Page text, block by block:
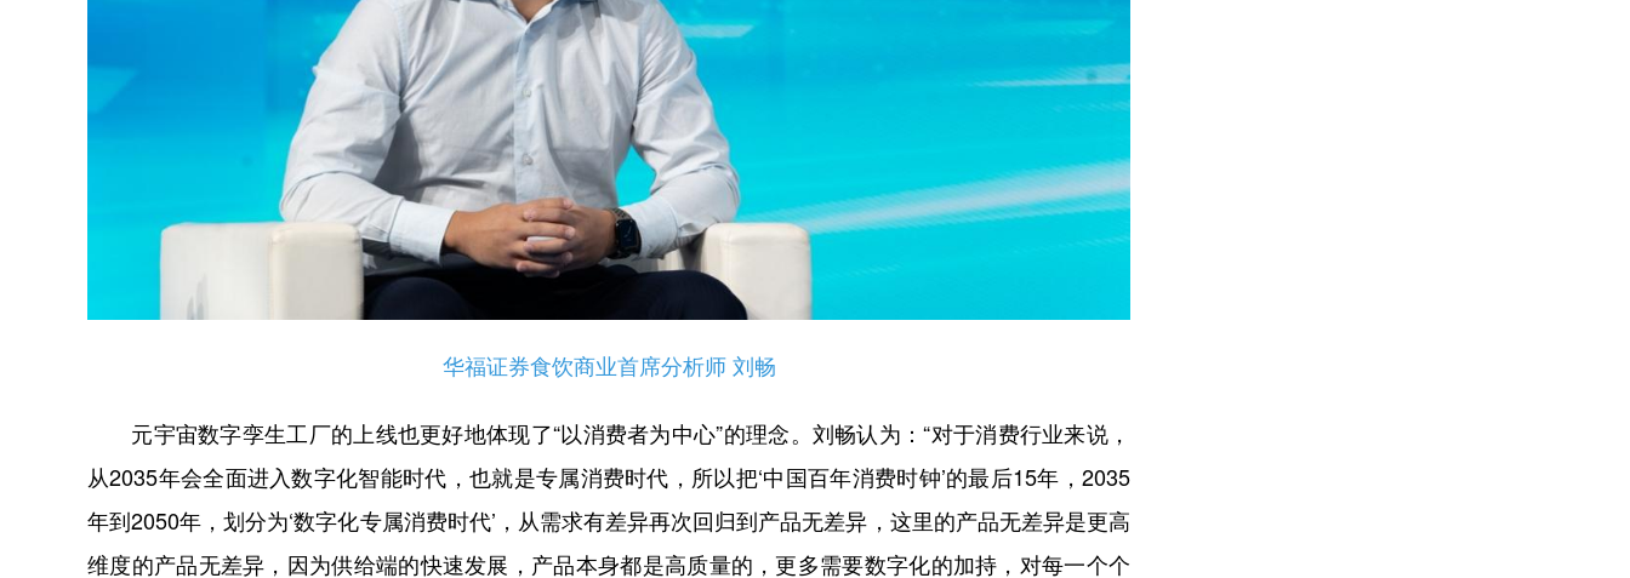
华福证券食饮商业首席分析师 刘畅
元宇宙数字孪生工厂的上线也更好地体现了“以消费者为中心”的理念。刘畅认为：“对于消费行业来说，
从2035年会全面进入数字化智能时代，也就是专属消费时代，所以把‘中国百年消费时钟’的最后15年，2035
年到2050年，划分为‘数字化专属消费时代’，从需求有差异再次回归到产品无差异，这里的产品无差异是更高
维度的产品无差异，因为供给端的快速发展，产品本身都是高质量的，更多需要数字化的加持，对每一个个